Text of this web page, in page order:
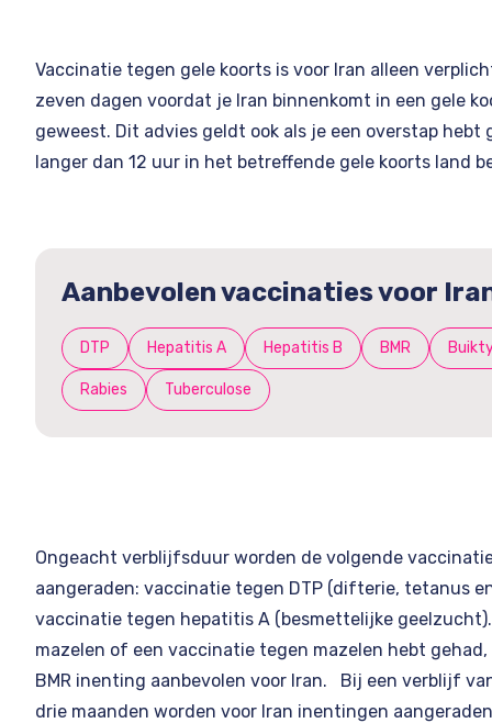
Vaccinatie tegen gele koorts is voor Iran alleen
zeven dagen voordat je Iran binnenkomt in een gele
geweest. Dit advies geldt ook als je een overstap hebt
langer dan 12 uur in het betreffende gele koorts land
Aanbevolen vaccinaties voor
DTP Hepatitis A Hepatitis B BMR
Rabies Tuberculose
Ongeacht verblijfsduur worden de volgende
aangeraden: vaccinatie tegen DTP (difterie, tetanus
vaccinatie tegen hepatitis A (besmettelijke
mazelen of een vaccinatie tegen mazelen hebt
BMR inenting aanbevolen voor Iran. Bij een verblijf
drie maanden worden voor Iran inentingen